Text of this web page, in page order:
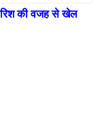
की वजह से खेल